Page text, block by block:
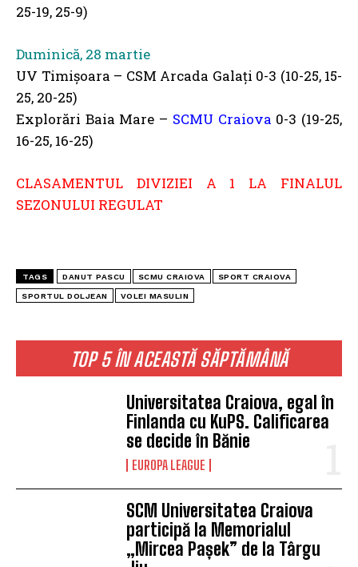
TOP 5 ÎN ACEASTĂ SĂPTĂMÂNĂ
Universitatea Craiova, egal în
Finlanda cu KuPS. Calificarea
se decide în Bănie
EUROPA LEAGUE
SCM Universitatea Craiova
participă la Memorialul
„Mircea Pașek” de la Târgu
25-19, 25-9)
Duminică, 28 martie
UV Timișoara – CSM Arcada Galați 0-3 (10-25, 15-
25, 20-25)
Explorări Baia Mare – SCMU Craiova 0-3 (19-25,
16-25, 16-25)
CLASAMENTUL DIVIZIEI A 1 LA FINALUL
SEZONULUI REGULAT
TAGS DANUT PASCU SCMU CRAIOVA SPORT CRAIOVA
SPORTUL DOLJEAN VOLEI MASULIN